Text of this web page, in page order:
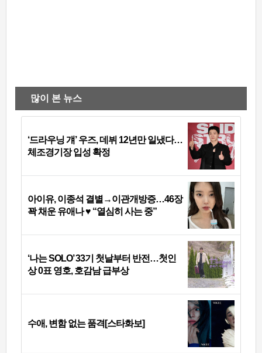
많이 본 뉴스
‘드라우닝 걔’ 우즈, 데뷔 12년만 일냈다…
체조경기장 입성 확정
아이유, 이종석 결별→이관개방증…46장
꽉 채운 유애나 ♥ “열심히 사는 중”
‘나는 SOLO’ 33기 첫날부터 반전…첫인
상 0표 영호, 호감남 급부상
수애, 변함 없는 품격[스타화보]